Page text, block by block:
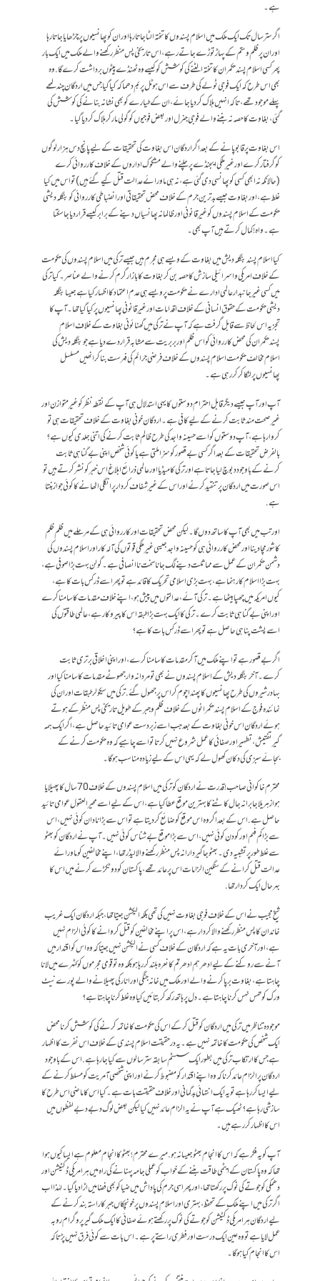
ہے۔
اگر ستر سال تک ایک ملک میں اسلام پسندوں کا تختہ الٹا جاتا رہا اور ان کو پھانسیوں پر چڑھایا جاتا رہا
اور ان پر ظلم و ستم کے پہاڑ توڑے جاتے رہے، اس تاریخی پس منظر رکھنے والے ملک میں ایک بار
پھر کسی اسلام پسند حکمران کا تختہ الٹنے کی کوشش کو کیسے وہ ٹھنڈے پیٹوں برداشت کرے گا. وہ
بھی اس طرح کہ ایک فوجی ٹولے کی طرف سے اس ہوٹل پر بم دھماکہ کیا گیا جس میں اردگان چند لمحے
پہلے موجود تھے، تاکہ انہیں ہلاک کردیا جائے، ان کے طیارے کو بھی نشانہ بنانے کی کوشش کی
گئی، بغاوت کا حصہ نہ بننے والے فوجی جنرل اور بعض فوجیوں کو گولی مار کر ہلاک کردیا گیا۔
اس بغاوت پر قابو پانے کے بعد اگر اردگان اس بغاوت کی تحقیقات کےلیے پانچ دس ہزار لوگوں
کو گرفتار کرے اور غیرملکی ایجنڈے پر چلنے والے مشکوک اداروں کے خلاف کارروائی کرے
(حالانکہ نہ ابھی کسی کو پھانسی دی گئی ہے، نہ ہی ماورائے عدالت قتل کیے گئے ہیں ) تو اس میں کیا
غلط ہے، اور بغاوت جیسے بدترین جرم کے خلاف محض تحقیقاتی اور انضباطی کارروائی کو بنگلہ دیشی
حکومت کے اسلام پسندوں کو غیرقانونی اور ظالمانہ پھانسیاں دینے کے برابر کیسے قرار دیا جا سکتا
ہے۔ واہ ! کمال کرتے ہیں آپ بھی۔
کیا اسلام پسند بنگلہ دیش میں بغاوت کے ویسے ہی مجرم ہیں جیسے ترکی میں اسلام پسندوں کی حکومت
کے خلاف امریکی و اسرائیلی سازش کا حصہ بن کر بغاوت کا بازار گرم کرنے والے عناصر۔ کیا ترکی
میں کسی غیر جانبدار عالمی ادارے نے حکومت پر ویسے ہی عدم اعتماد کا اظہار کیا ہے جیسا بنگلہ
دیشی حکومت کے حقوق انسانی کے خلاف اقدامات اور غیر قانونی پھانسیوں پر کیاگیا تھا۔ آپ کا
تجزیہ اس لحاظ سے قابل گرفت ہے کہ آپ نے ترکی میں گھنائونی بغاوت کے خلاف اسلام
پسندحکمران کی محض کارروائی کو اس ظلم اور بربریت سے مشابہ قرار دے دیا ہے جو بنگلہ دیش کی
اسلام مخالف حکومت اسلام پسندوں کے خلاف فرضی جرائم کی فہرست بناکر انھیں مسلسل
پھانسیوں پر لٹکا کر کر رہی ہے۔
آپ اور آپ جیسے دیگر قابل احترام دوستوں کا یہی استدلال ہی آپ کے نقطہ نظر کو غیرمتوازن اور
غیرصحت مند ثابت کرنے کے لیے کافی ہے۔ اردگان خونی بغاوت کے خلاف تحقیقات ہی تو
کروا رہا ہے، آپ دوستوں کو اسے حسینہ واجد کی طرح ظالم ثابت کرنے کی اتنی جلدی کیوں ہے؟
بالفرض تحقیقات کے بعد اگر کسی بےقصور کو سزا ملتی ہے یا کوئی شخص اپنی بےگناہی ثابت
کرنے کے باوجود دبوچ لیا جاتا ہے اور ترکی کا میڈیا اور عالمی ذرائع ابلاغ اس خبر کو نشر کرتے ہیں تو
اس صورت میں اردگان پر تنقید کرنے اور اس کے غیرشفاف کردار پر انگلی اٹھانے کا کوئی جواز بنتا
ہے.
اور تب میں بھی آپ کا ساتھ دوں گا۔ لیکن محض تحقیقات اور کارروائی ہی کے مرحلے میں ظلم ظلم
کا شور مچا دینا اور محض کارروائی ہی کو حسینہ واجد جیسی غیرملکی قوتوں کی آلہ کار اور اسلام پسندوں کی
دشمن حکمران کے عمل سے مماثلت دینے لگ جانا سخت ناانصافی ہے۔گولن بہت بڑا صوفی ہے،
بہت بڑا اسلام کا رہنما ہے، بہت بڑی اسلامی تحریک کا قائد ہے تو پھر اسے ڈر کس بات کا ہے،
کیوں امریکہ میں چھپا بیٹھا ہے۔ ترکی آئے، عدالتوں میں پیش ہو، اپنے خلاف مقدمات کا سامنا کرے
اور اپنی بے گناہی ثابت کرے۔ ترکی کا ایک بہت بڑا طبقہ اس کا پیروکار ہے، عالمی طاقتوں کی
اسے پشت پناہی حاصل ہے تو پھر اسے ڈر کس بات کا ہے؟
اگر بے قصور ہے تو اپنے ملک میں آکر مقدمات کا سامنا کرے،اور اپنی اخلاقی برتری ثابت
کرے۔ آخر بنگلہ دیش کے اسلام پسندوں نے بھی تو مردانہ وار جھوٹے مقدمات کا سامنا کیا اور
بہادر شیروں کی طرح پھانسیوں کا پھندا چوم کر اس پر جھول گئے. ترکی میں سیکولر طبقات اور ان کی
نمائندہ فوج کے اسلام پسند حکمرانوں کے خلاف ظلم و جبر کے طویل تاریخی پس منظر کے ہوتے
ہوئے اردگان اس خونی بغاوت کے بعد جب اسے زبردست عوامی تائید حاصل ہے، اگر ایک ہمہ
گیر تفتیش، تطہیر اور صفائی کا عمل شروع نہیں کرتا تو اسے چاہیے کہ وہ حکومت کرنے کے
بجائے سبزی کی دکان کھول لے کہ یہی اس کے لیے زیادہ مناسب ہوگا۔
محترم خاکوانی صاحب ! قدرت نے اردگان کو ترکی میں اسلام پسندوں کے خلاف 70 سال کا پھیلایا
ہوا زہریلا جابرانہ جال کاٹنے کا بہترین موقع عطا کیا ہے، اس کے لیے اسے محیرالعقول عوامی تائید
حاصل ہے. اس کے بعد اگر وہ اس موقع کو ضائع کردیتا ہے تو اس سے بڑا نادان کوئی نہیں، اس
سے بڑا کم فہم اور کودن کوئی نہیں، اس سے بڑا موقع بے شناس کوئی نہیں۔ آپ نے اردگان کو بھٹو
سے غلط طور پر تشبیہ دی۔ بھٹو جاگیردارانہ پس منظر رکھنے والا لیڈر تھا، اپنے مخالفین کو ماورائے
عدالت قتل کرانے کے سنگین الزامات اس پر عائد تھے، پاکستان کو دو ٹکڑے کرنے میں اس کا
بہرحال ایک کردار تھا.
شیخ مجیب نے اس کے خلاف فوجی بغاوت نہیں کی تھی بلکہ الیکشن جیتا تھا، جبکہ اردگان ایک غریب
خاندان کا پس منظر رکھنے والا کردار ہے، اس پر اپنے مخالفین کو قتل کروانے کا کوئی الزام نہیں
ہے، اور آخری بات یہ ہے کہ اردگان کے خلاف کسی نے الیکشن نہیں جیتا کہ وہ اس کو اقتدار میں
آنے سے روکنے کے لیے ادھر ہم ادھر تم کا نعرہ بلند کررہا ہو بلکہ وہ تو قومی مجرموں کو کٹہرے میں لانا
چاہتا ہے، بغاوت برپا کرنے والے اور ملک میں خانہ جنگی اور انارکی پھیلانے والے پورے نیٹ
ورک کو تہس نہس کرنا چاہتا ہے ۔ دل پر ہاتھ رکھ کر بتائیں کیا وہ غلط کرنا چاہتا ہے؟
موجودہ تناظر میں ترکی میں اردگان کو قتل کرکے اس کی حکومت کا خاتمہ کرنے کی کوشش کرنا محض
ایک شخص کی حکومت کا خاتمہ نہیں ہے ۔ یہ درحقیقت اسلام پسندی کے خلاف اس نفرت کا اظہار
ہے جس کا ارتکاب ترکی میں بطور ایک سسٹم سابقہ سترسالوں سے کیا جا رہا ہے. اس کے باوجود
اردگان پر الزام عائد کرنا کہ وہ اپنے اقتدار کو مضبوط کرنے اور اپنی شخصی آمریت کو مسلط کرنے کے
لیے ایسا کررہا ہے تو یہ ایک انتہائی بدگمانی اور خلاف حقیقت بات ہے۔ کیا اس کا ماضی اس طرح کا
سازشی رہا ہے؟ ٹھیک ہے آپ نے یہ الزام عائد نہیں کیا لیکن بعض لوگ دبے دبے لفظوں میں
اس کا اظہار کر رہے ہیں۔
آپ کو یہ فکر ہے کہ اس کا انجام بھٹو جیسا نہ ہو. میرے محترم! بھٹو کا انجام معلوم ہے ایسا کیوں ہوا
تھا کہ وہ پاکستان کے ایٹمی طاقت بننے کے خواب کو عملی جامہ پہنانے کی راہ میں ہر امریکی ڈکٹیشن اور
دھمکی کو جوتے کی نوک پر رکھتا تھا، اور پھر اسی جرم کی پاداش میں ضیا کو بھی فضا میں اڑادیا گیا۔ لہٰذا اب
اگرترکی میں اپنے ملک کے تحفظ، بہتری اور اسلام پسندوں پر خونچکاں جبر کاراستہ بند کرنے کے
لیے اردگان ہر امریکی ڈکٹیشن کو جوتے کی نوک پر رکھتے ہوئے صفائی کا ایک ملک گیر پروگرام روبہ
عمل لایا ہے تو وہ عین ایک درست اور فطری راستے پر ہے۔ اس بات سے کوئی فرق نہیں پڑتا کہ
اس کا انجام کیا ہوگا۔